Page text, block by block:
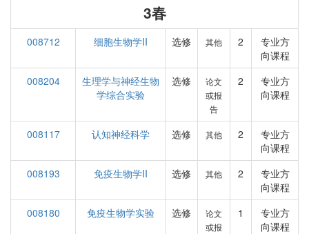
3春
008712 细胞生物学II 选修 其他 2
专业方
向课程
008204
生理学与神经生物
学综合实验
选修
论文
或报
告
2
专业方
向课程
008117 认知神经科学 选修 其他 2
专业方
向课程
008193
免疫生物学II 选修 其他 2
专业方
向课程
008180
免疫生物学实验 选修
论文
或报
1
专业方
向课程